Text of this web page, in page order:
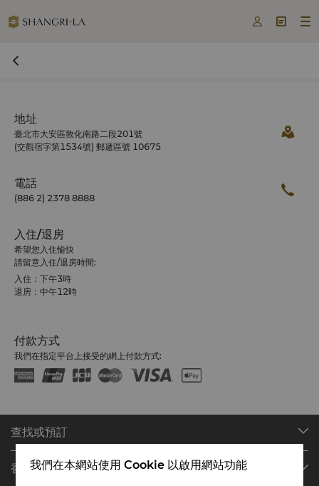
  
地址
臺北市大安區敦化南路二段201號
(交觀宿字第1534號) 郵遞區號 10675
電話
(886 2) 2378 8888
入住/退房
希望您入住愉快
請留意入住/退房時間:
入住：下午3時
退房：中午12時
付款方式
我們在指定平台上接受的網上付款方式:
查找或預訂
查找預訂
香格里拉會
我們在本網站使用 Cookie 以啟用網站功能